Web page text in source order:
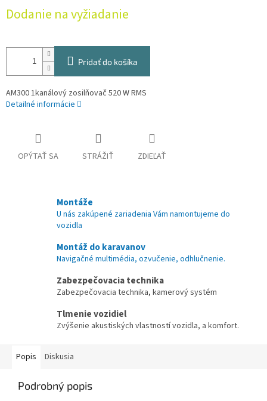
cena:
Dodanie na vyžiadanie
Pridať do košíka
AM300 1kanálový zosilňovač 520 W RMS
Detailné informácie
OPÝTAŤ SA STRÁŽIŤ ZDIEĽAŤ
Montáže
U nás zakúpené zariadenia Vám namontujeme do
vozidla
Montáž do karavanov
Navigačné multimédia, ozvučenie, odhlučnenie.
Zabezpečovacia technika
Zabezpečovacia technika, kamerový systém
Tlmenie vozidiel
Zvýšenie akustiských vlastností vozidla, a komfort.
Popis Diskusia
Podrobný popis